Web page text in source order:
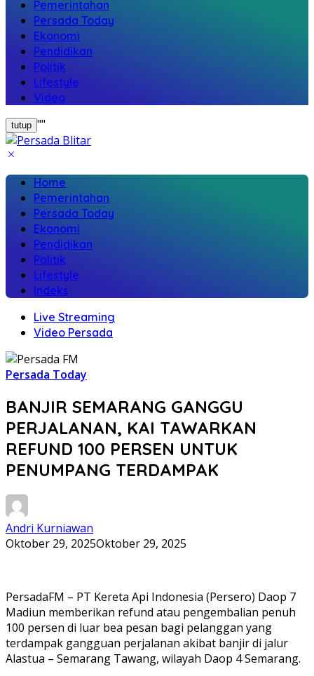
Pemerintahan
Persada Today
Ekonomi
Pendidikan
Politik
Lifestyle
Video
tutup ""
Home
Pemerintahan
Persada Today
Ekonomi
Pendidikan
Politik
Lifestyle
Indeks
Live Streaming
Video Persada
Persada Today
BANJIR SEMARANG GANGGU
PERJALANAN, KAI TAWARKAN
REFUND 100 PERSEN UNTUK
PENUMPANG TERDAMPAK
Andri Kurniawan
Oktober 29, 2025Oktober 29, 2025
PersadaFM – PT Kereta Api Indonesia (Persero) Daop 7
Madiun memberikan refund atau pengembalian penuh
100 persen di luar bea pesan bagi pelanggan yang
terdampak gangguan perjalanan akibat banjir di jalur
Alastua – Semarang Tawang, wilayah Daop 4 Semarang.